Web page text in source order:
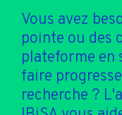
Vous avez
pointe ou des
plateforme en
faire
recherche ?